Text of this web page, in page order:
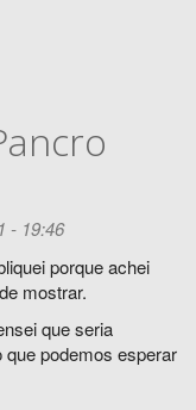
- 19:46
porque achei
mostrar.
que seria
podemos esperar